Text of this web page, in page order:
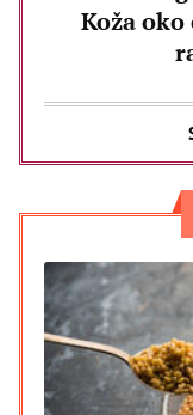
Koža